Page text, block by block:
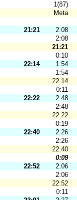
1(87)
Meta
21:21
2:08
2:08
21:21
0:10
22:14
1:54
1:54
22:14
0:11
22:22
2:48
2:48
22:22
0:19
22:40
2:26
2:26
22:40
0:09
22:52
2:06
2:06
22:52
0:11